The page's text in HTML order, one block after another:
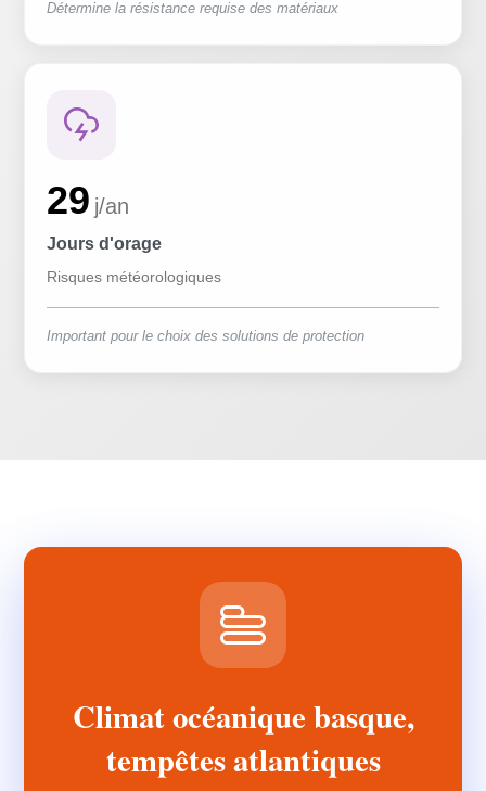
Détermine la résistance requise des matériaux
29 j/an
Jours d'orage
Risques météorologiques
Important pour le choix des solutions de protection
Climat océanique basque,
tempêtes atlantiques